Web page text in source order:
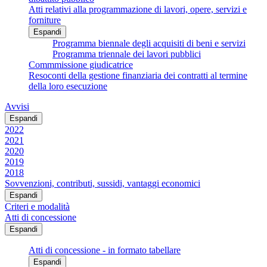
Atti relativi alla programmazione di lavori, opere, servizi e
forniture
Espandi
Programma biennale degli acquisiti di beni e servizi
Programma triennale dei lavori pubblici
Commmissione giudicatrice
Resoconti della gestione finanziaria dei contratti al termine
della loro esecuzione
Avvisi
Espandi
2022
2021
2020
2019
2018
Sovvenzioni, contributi, sussidi, vantaggi economici
Espandi
Criteri e modalità
Atti di concessione
Espandi
Atti di concessione - in formato tabellare
Espandi